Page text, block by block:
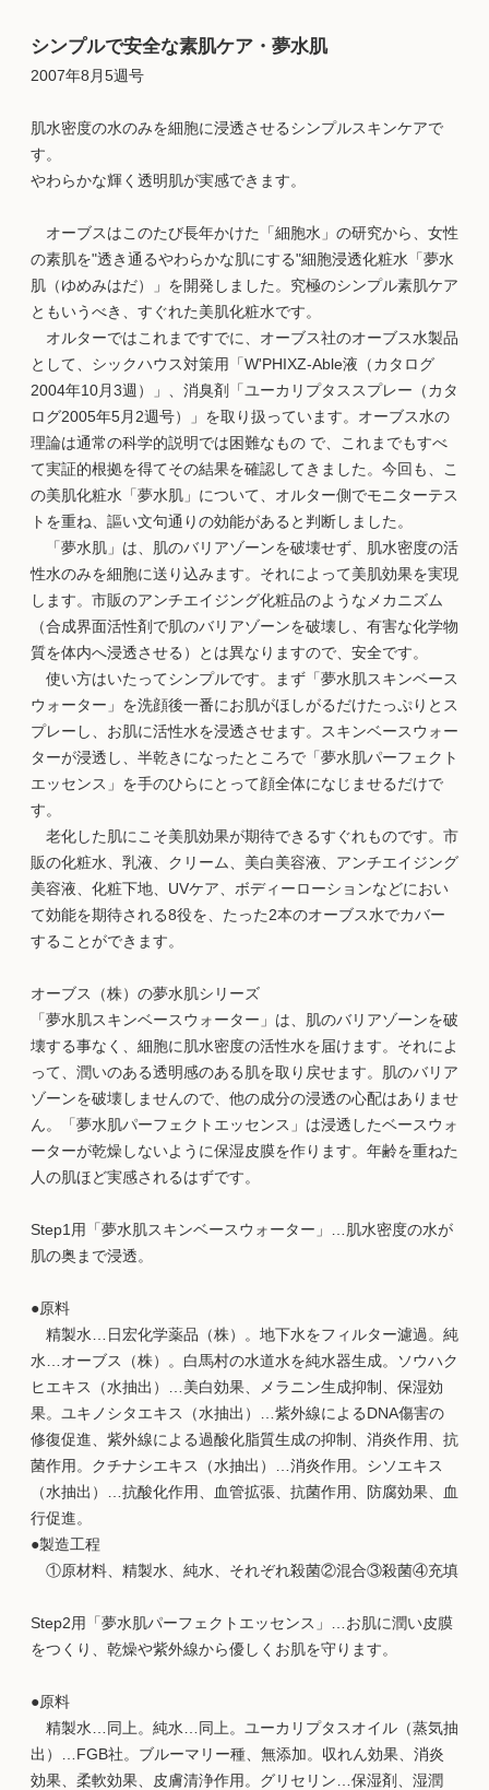
シンプルで安全な素肌ケア・夢水肌
2007年8月5週号
肌水密度の水のみを細胞に浸透させるシンプルスキンケアで
す。
やわらかな輝く透明肌が実感できます。
オーブスはこのたび長年かけた「細胞水」の研究から、女性
の素肌を"透き通るやわらかな肌にする"細胞浸透化粧水「夢水
肌（ゆめみはだ）」を開発しました。究極のシンプル素肌ケア
ともいうべき、すぐれた美肌化粧水です。
オルターではこれまですでに、オーブス社のオーブス水製品
として、シックハウス対策用「W'PHIXZ-Able液（カタログ
2004年10月3週）」、消臭剤「ユーカリプタススプレー（カタ
ログ2005年5月2週号）」を取り扱っています。オーブス水の
理論は通常の科学的説明では困難なもの で、これまでもすべ
て実証的根拠を得てその結果を確認してきました。今回も、こ
の美肌化粧水「夢水肌」について、オルター側でモニターテス
トを重ね、謳い文句通りの効能があると判断しました。
「夢水肌」は、肌のバリアゾーンを破壊せず、肌水密度の活
性水のみを細胞に送り込みます。それによって美肌効果を実現
します。市販のアンチエイジング化粧品のようなメカニズム
（合成界面活性剤で肌のバリアゾーンを破壊し、有害な化学物
質を体内へ浸透させる）とは異なりますので、安全です。
使い方はいたってシンプルです。まず「夢水肌スキンベース
ウォーター」を洗顔後一番にお肌がほしがるだけたっぷりとス
プレーし、お肌に活性水を浸透させます。スキンベースウォー
ターが浸透し、半乾きになったところで「夢水肌パーフェクト
エッセンス」を手のひらにとって顔全体になじませるだけで
す。
老化した肌にこそ美肌効果が期待できるすぐれものです。市
販の化粧水、乳液、クリーム、美白美容液、アンチエイジング
美容液、化粧下地、UVケア、ボディーローションなどにおい
て効能を期待される8役を、たった2本のオーブス水でカバー
することができます。
オーブス（株）の夢水肌シリーズ
「夢水肌スキンベースウォーター」は、肌のバリアゾーンを破
壊する事なく、細胞に肌水密度の活性水を届けます。それによ
って、潤いのある透明感のある肌を取り戻せます。肌のバリア
ゾーンを破壊しませんので、他の成分の浸透の心配はありませ
ん。「夢水肌パーフェクトエッセンス」は浸透したベースウォ
ーターが乾燥しないように保湿皮膜を作ります。年齢を重ねた
人の肌ほど実感されるはずです。
Step1用「夢水肌スキンベースウォーター」…肌水密度の水が
肌の奥まで浸透。
●原料
精製水…日宏化学薬品（株）。地下水をフィルター濾過。純
水…オーブス（株）。白馬村の水道水を純水器生成。ソウハク
ヒエキス（水抽出）…美白効果、メラニン生成抑制、保湿効
果。ユキノシタエキス（水抽出）…紫外線によるDNA傷害の
修復促進、紫外線による過酸化脂質生成の抑制、消炎作用、抗
菌作用。クチナシエキス（水抽出）…消炎作用。シソエキス
（水抽出）…抗酸化作用、血管拡張、抗菌作用、防腐効果、血
行促進。
●製造工程
①原材料、精製水、純水、それぞれ殺菌②混合③殺菌④充填
Step2用「夢水肌パーフェクトエッセンス」…お肌に潤い皮膜
をつくり、乾燥や紫外線から優しくお肌を守ります。
●原料
精製水…同上。純水…同上。ユーカリプタスオイル（蒸気抽
出）…FGB社。ブルーマリー種、無添加。収れん効果、消炎
効果、柔軟効果、皮膚清浄作用。グリセリン…保湿剤、湿潤